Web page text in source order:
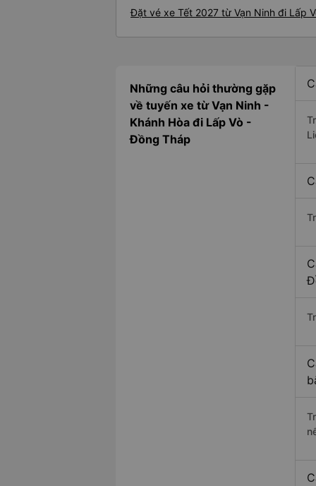
Đặt vé xe Tết 2027 từ Vạn Ninh đi Lấp
Những câu hỏi thường gặp
về tuyến xe từ Vạn Ninh -
Khánh Hòa đi Lấp Vò -
Đồng Tháp